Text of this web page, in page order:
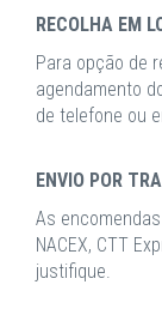
RECOLHA EM
Para opção de
agendamento
de telefone ou
ENVIO POR
As
NACEX, CTT
justifique.